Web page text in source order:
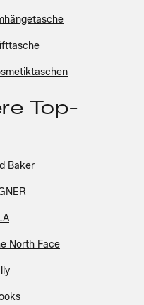
Top-
Baker
North Face